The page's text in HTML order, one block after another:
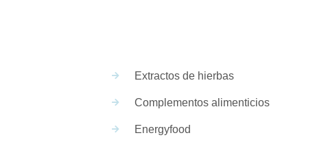
Extractos de hierbas
Complementos alimenticios
Energyfood